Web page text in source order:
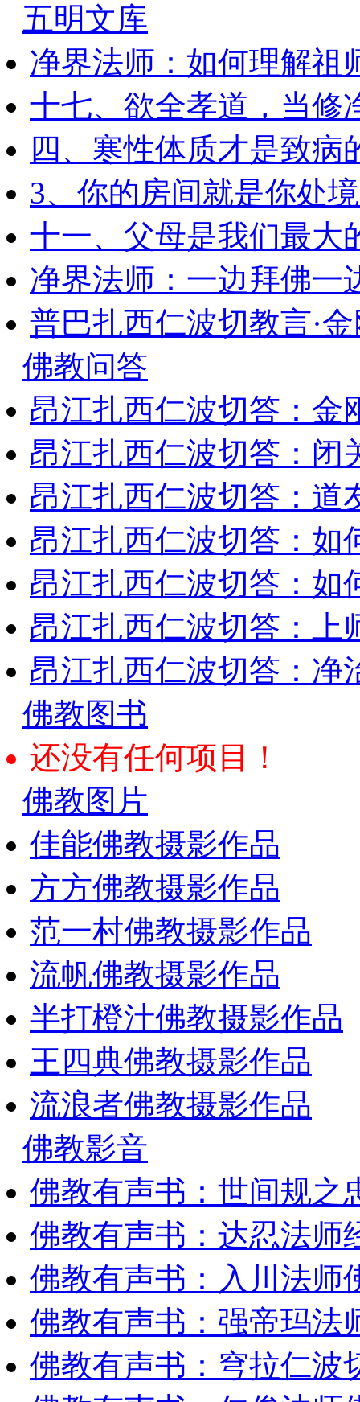
五明文库
净界法师：如何理解祖
十七、欲全孝道，当修
四、寒性体质才是致病
3、你的房间就是你处
十一、父母是我们最大
净界法师：一边拜佛一
普巴扎西仁波切教言·
佛教问答
昂江扎西仁波切答：金
昂江扎西仁波切答：闭
昂江扎西仁波切答：道
昂江扎西仁波切答：如
昂江扎西仁波切答：如
昂江扎西仁波切答：上
昂江扎西仁波切答：净
佛教图书
还没有任何项目！
佛教图片
佳能佛教摄影作品
方方佛教摄影作品
范一村佛教摄影作品
流帆佛教摄影作品
半打橙汁佛教摄影作品
王四典佛教摄影作品
流浪者佛教摄影作品
佛教影音
佛教有声书：世间规
佛教有声书：达忍法师
佛教有声书：入川法师
佛教有声书：强帝玛法
佛教有声书：穹拉仁波